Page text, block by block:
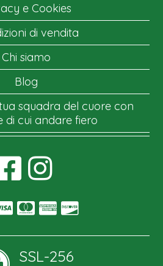
e Cookies
di vendita
Chi siamo
Blog
squadra del cuore con
di cui andare fiero
SSL-256